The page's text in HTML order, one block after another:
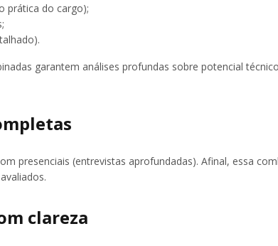
prática do cargo);
garantem análises profundas sobre potencial
presenciais (entrevistas aprofundadas). Afinal, essa
clareza